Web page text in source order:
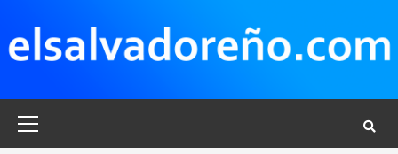
contenido